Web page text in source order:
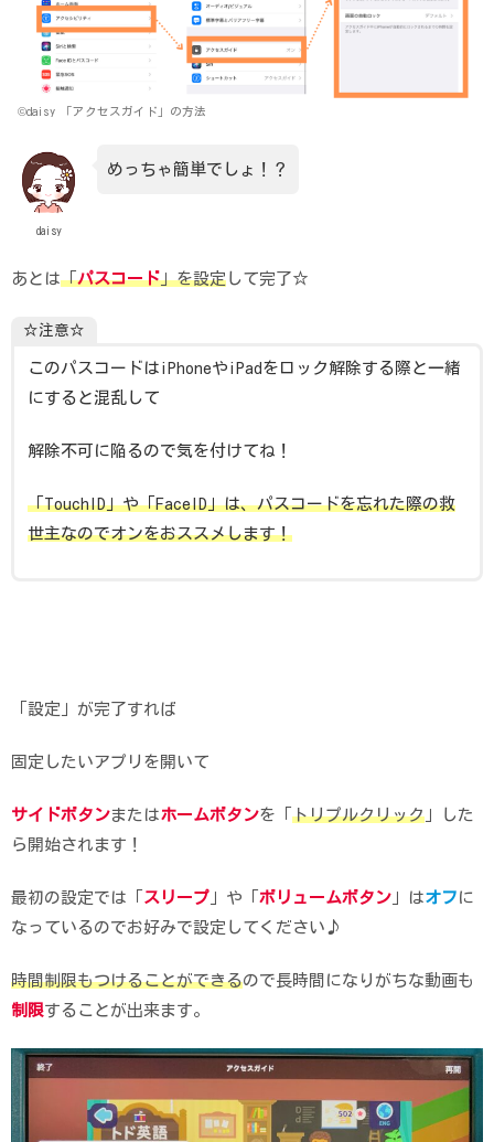
©daisy 「アクセスガイド」の方法
daisy
めっちゃ簡単でしょ！？
あとは「パスコード」を設定 して完了☆
☆注意☆
このパスコードはiPhoneやiPadをロック解除する際と一緒
にすると混乱して
解除不可に陥るので気を付けてね！
「TouchID」や「FaceID」は、パスコードを忘れた際の救
世主なのでオンをおススメします！
「設定」が完了すれば
固定したいアプリを開いて
サイドボタンまたはホームボタンを「 トリプルクリック 」した
ら開始されます！
最初の設定では「 スリープ 」や「 ボリュームボタン 」はオフ に
なっているのでお好みで設定してください♪
時間制限もつけることができるので長時間になりがちな動画も
制限することが出来ます。